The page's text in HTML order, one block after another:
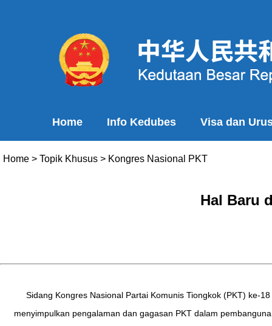
Home Info Kedubes Visa dan
Home > Topik Khusus > Kongres Nasional PKT
Hal Baru
Sidang Kongres Nasional Partai Komunis Tiongkok (PKT) ke-
menyimpulkan pengalaman dan gagasan PKT dalam